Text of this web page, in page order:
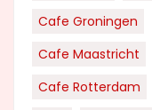
Cafe Groningen
Cafe Maastricht
Cafe Rotterdam